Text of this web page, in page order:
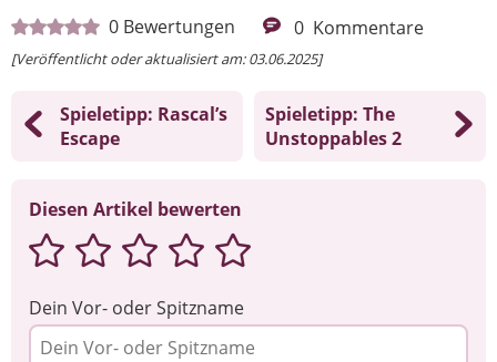
0 Bewertungen 0 Kommentare
[Veröffentlicht oder aktualisiert am: 03.06.2025]
Spieletipp: Rascal’s
Escape
Spieletipp: The
Unstoppables 2
Diesen Artikel bewerten
Dein Vor- oder Spitzname
Ihre Nachricht